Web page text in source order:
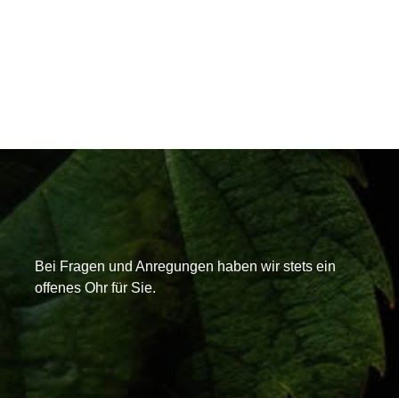
Bei Fragen und Anregungen haben wir stets ein
offenes Ohr für Sie.